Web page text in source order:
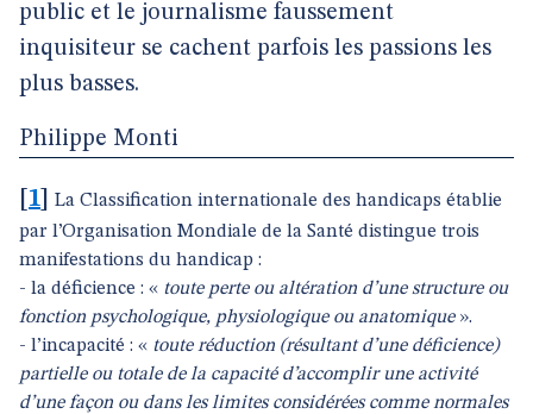
public et le journalisme faussement
inquisiteur se cachent parfois les passions les
plus basses.
Philippe Monti
1
La Classification internationale des handicaps établie
par l’Organisation Mondiale de la Santé distingue trois
manifestations du handicap :
- la déficience : « toute perte ou altération d’une structure ou
fonction psychologique, physiologique ou anatomique».
- l’incapacité : « toute réduction (résultant d’une déficience)
partielle ou totale de la capacité d’accomplir une activité
d’une façon ou dans les limites considérées comme normales